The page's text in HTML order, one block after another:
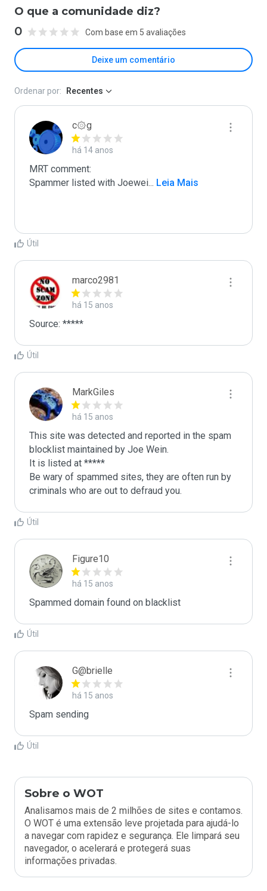
O que a comunidade diz?
0 Com base em 5 avaliações
Deixe um comentário
Ordenar por: Recentes
c۞g
há 14 anos
MRT comment:
Spammer listed with Joewei... Leia Mais
Útil
marco2981
há 15 anos
Útil
MarkGiles
há 15 anos
This site was detected and reported in the spam
blocklist maintained by Joe Wein.
It is listed at *****
Be wary of spammed sites, they are often run by
criminals who are out to defraud you.
Útil
Figure10
há 15 anos
Spammed domain found on blacklist
Útil
G@brielle
há 15 anos
Spam sending
Útil
Sobre o WOT
Analisamos mais de 2 milhões de sites e contamos.
O WOT é uma extensão leve projetada para ajudá-lo
a navegar com rapidez e segurança. Ele limpará seu
navegador, o acelerará e protegerá suas
informações privadas.